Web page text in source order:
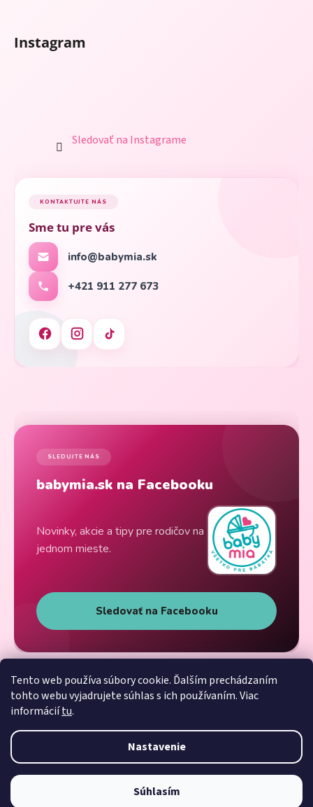
Tento web používa súbory cookie. Ďalším prechádzaním
tohto webu vyjadrujete súhlas s ich používaním. Viac
informáciítu.
Nastavenie
Súhlasím
Instagram
Sledovať na Instagrame
KONTAKTUJTE NÁS
Sme tu pre vás
info@babymia.sk
+421 911 277 673
SLEDUJTE NÁS
babymia.sk na Facebooku
Novinky, akcie a tipy pre rodičov na
jednom mieste.
Sledovať na Facebooku
Vytvoril Shoptet